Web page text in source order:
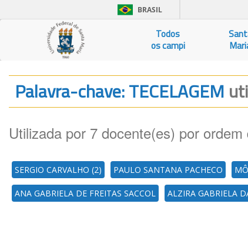
BRASIL
Todos
os campi
Palavra-chave: TECELAGEM
Utilizada por 7 docente(es) por
SERGIO CARVALHO (2) PAULO SANTANA PACHECO
ANA GABRIELA DE FREITAS SACCOL ALZIRA GABRIELA